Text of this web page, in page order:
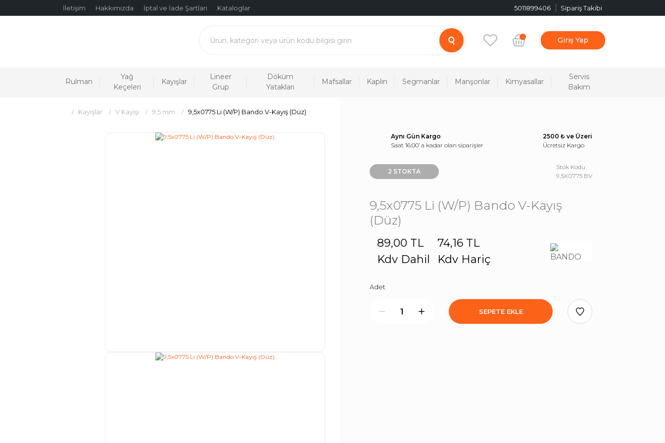
İletişim Hakkımızda İptal ve İade Şartları Kataloglar 5011899406 Sipariş Takibi
Giriş Yap
Rulman
Yağ
Keçeleri
Kayışlar
Lineer
Grup
Döküm
Yatakları
Mafsallar Kaplin Segmanlar Manşonlar Kimyasallar
Servis
Bakım
Kayışlar V Kayışı 9,5 mm 9,5x0775 Li (W/P) Bando V-Kayış (Düz)
Aynı Gün Kargo
Saat 16:00’ a kadar olan siparişler
2500 ₺ ve Üzeri
Ücretsiz Kargo
2 STOKTA
Stok Kodu
9,5X0775 BV
9,5x0775 Li (W/P) Bando V-Kayış
(Düz)
89,00 TL
Kdv Dahil
74,16 TL
Kdv Hariç
Adet
SEPETE EKLE